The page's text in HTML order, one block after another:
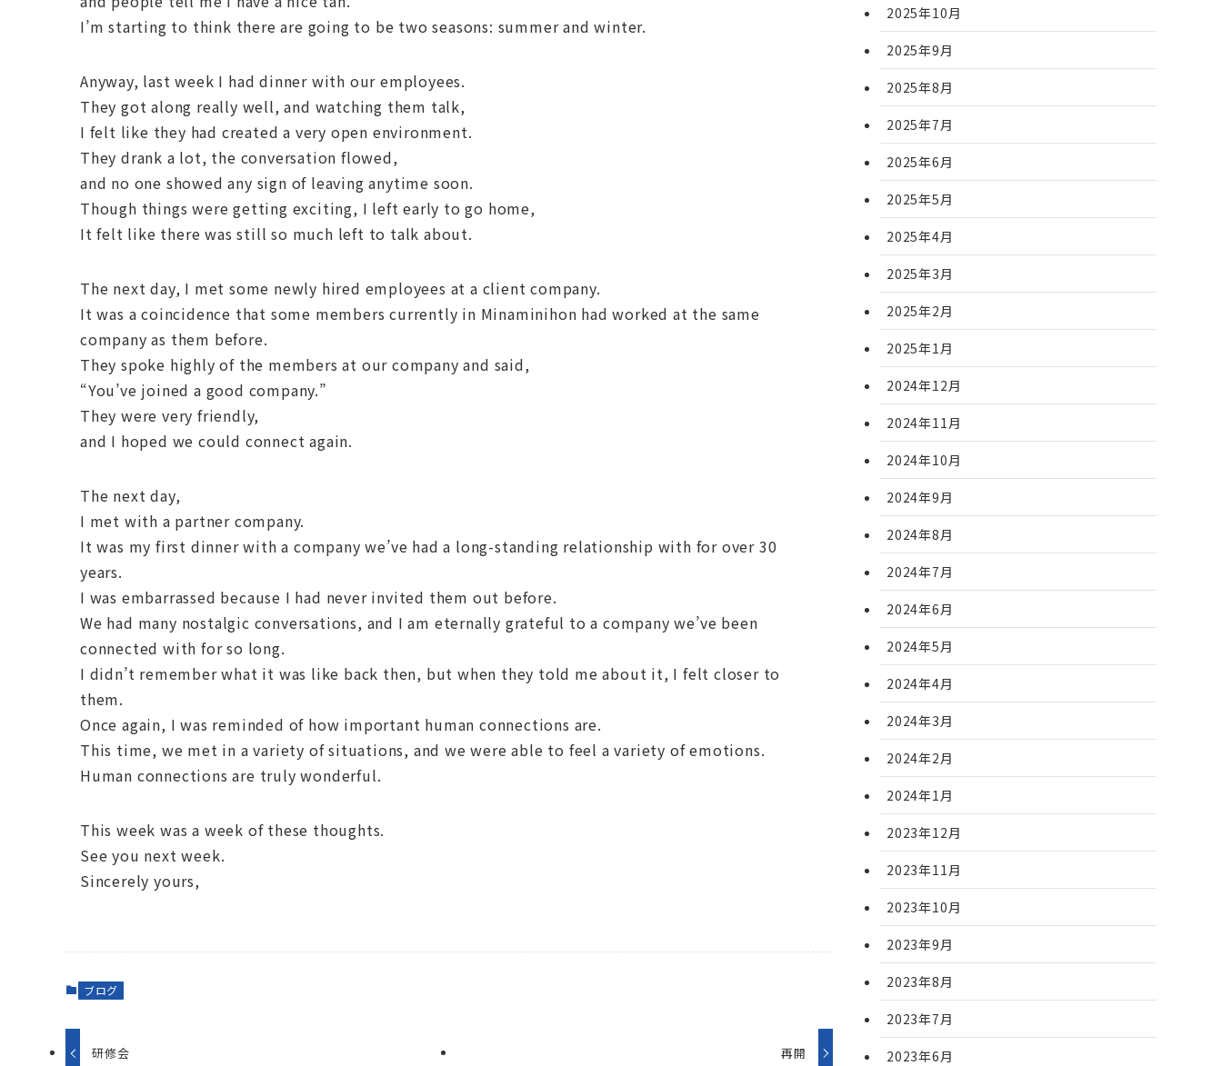
I’m starting to think there are going to be two seasons: summer and winter.
Anyway, last week I had dinner with our employees.
They got along really well, and watching them talk,
I felt like they had created a very open environment.
They drank a lot, the conversation flowed,
and no one showed any sign of leaving anytime soon.
Though things were getting exciting, I left early to go home,
It felt like there was still so much left to talk about.
The next day, I met some newly hired employees at a client company.
It was a coincidence that some members currently in Minaminihon had worked at the same
company as them before.
They spoke highly of the members at our company and said,
“You’ve joined a good company.”
They were very friendly,
and I hoped we could connect again.
The next day,
I met with a partner company.
It was my first dinner with a company we’ve had a long-standing relationship with for over 30
years.
I was embarrassed because I had never invited them out before.
We had many nostalgic conversations, and I am eternally grateful to a company we’ve been
connected with for so long.
I didn’t remember what it was like back then, but when they told me about it, I felt closer to
them.
Once again, I was reminded of how important human connections are.
This time, we met in a variety of situations, and we were able to feel a variety of emotions.
Human connections are truly wonderful.
This week was a week of these thoughts.
See you next week.
Sincerely yours,
ブログ
研修会 再開
2025年10月
2025年9月
2025年8月
2025年7月
2025年6月
2025年5月
2025年4月
2025年3月
2025年2月
2025年1月
2024年12月
2024年11月
2024年10月
2024年9月
2024年8月
2024年7月
2024年6月
2024年5月
2024年4月
2024年3月
2024年2月
2024年1月
2023年12月
2023年11月
2023年10月
2023年9月
2023年8月
2023年7月
2023年6月